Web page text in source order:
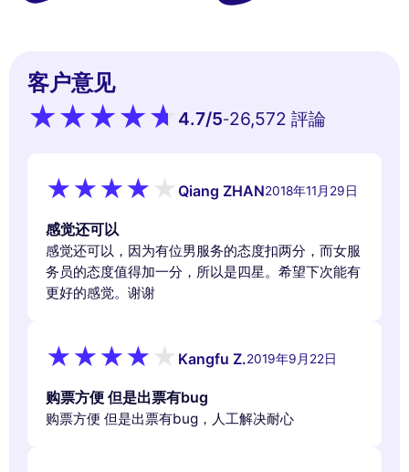
客户意见
4.7/5-26,572 評論
Qiang ZHAN2018年11月29日
感觉还可以
感觉还可以，因为有位男服务的态度扣两分，而女服
务员的态度值得加一分，所以是四星。希望下次能有
更好的感觉。谢谢
Kangfu Z.2019年9月22日
购票方便 但是出票有bug
购票方便 但是出票有bug，人工解决耐心